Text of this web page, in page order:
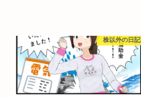
株以外の日記